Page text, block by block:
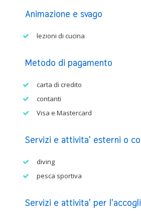
Animazione e svago
lezioni di cucina
Metodo di pagamento
carta di credito
contanti
Visa e Mastercard
Servizi e attivita' esterni o
diving
pesca sportiva
Servizi e attivita' per